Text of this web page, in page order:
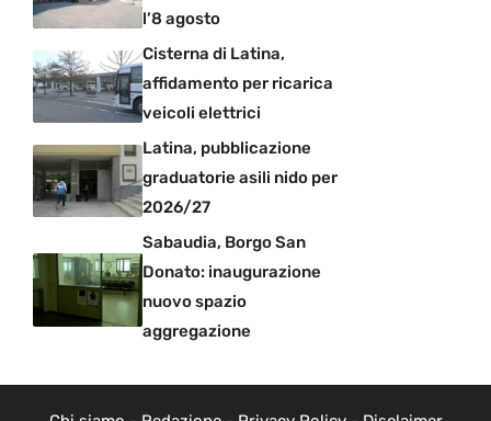
l’8 agosto
Cisterna di Latina,
affidamento per ricarica
veicoli elettrici
Latina, pubblicazione
graduatorie asili nido per
2026/27
Sabaudia, Borgo San
Donato: inaugurazione
nuovo spazio
aggregazione